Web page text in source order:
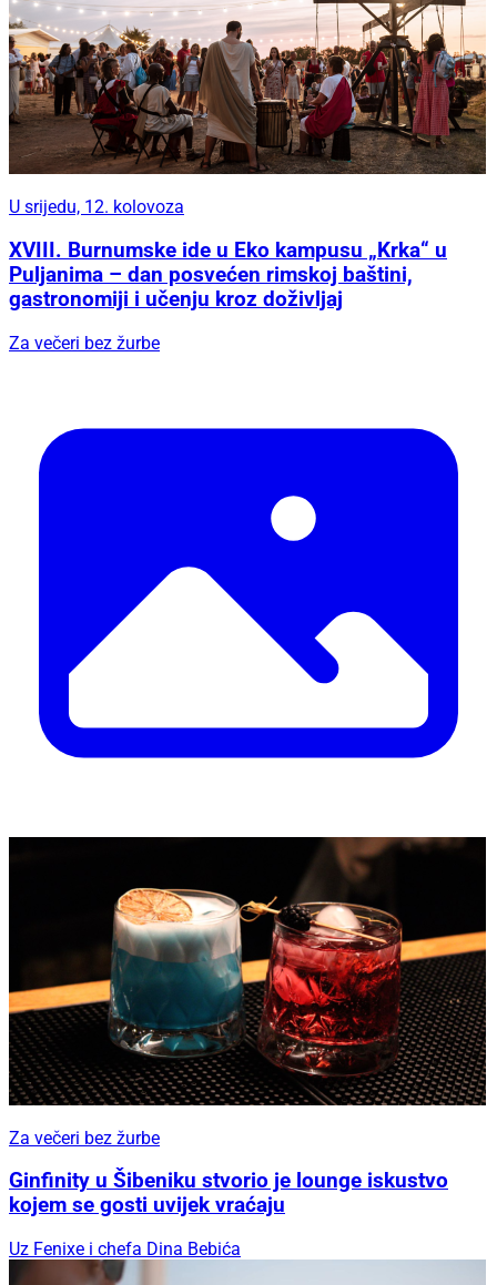
U srijedu, 12. kolovoza
XVIII. Burnumske ide u Eko kampusu „Krka“ u
Puljanima – dan posvećen rimskoj baštini,
gastronomiji i učenju kroz doživljaj
Za večeri bez žurbe
Za večeri bez žurbe
Ginfinity u Šibeniku stvorio je lounge iskustvo
kojem se gosti uvijek vraćaju
Uz Fenixe i chefa Dina Bebića